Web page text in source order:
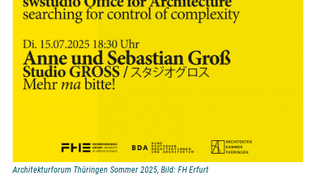
Architekturforum Thüringen Sommer 2025, Bild: FH Erfurt